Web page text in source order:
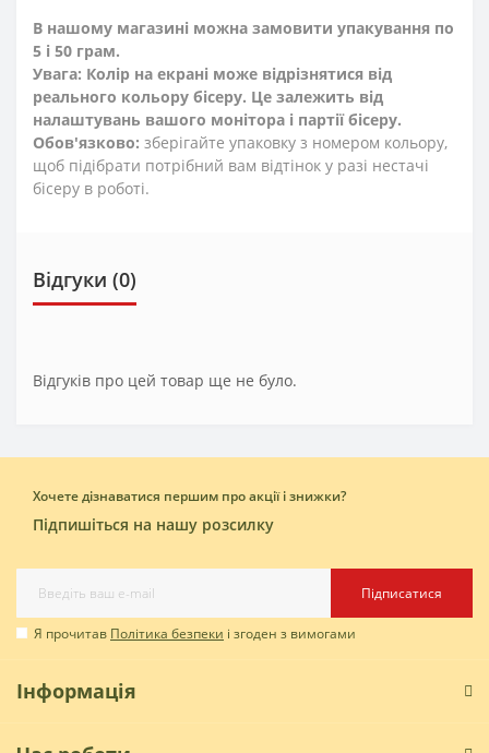
В нашому магазині можна замовити упакування по
5 і 50 грам.
Увага: Колір на екрані може відрізнятися від
реального кольору бісеру. Це залежить від
налаштувань вашого монітора і партії бісеру.
Обов'язково: зберігайте упаковку з номером кольору,
щоб підібрати потрібний вам відтінок у разі нестачі
бісеру в роботі.
Відгуки (0)
Відгуків про цей товар ще не було.
Хочете дізнаватися першим про акції і знижки?
Підпишіться на нашу розсилку
Підписатися
Я прочитав Політика безпеки і згоден з вимогами
Інформація